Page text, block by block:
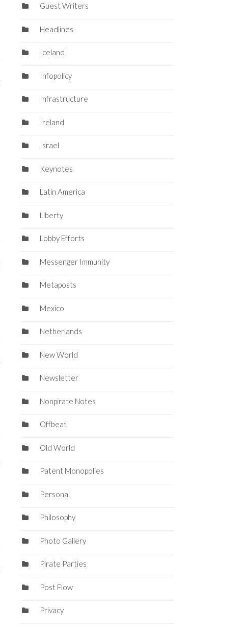
Guest Writers
Headlines
Iceland
Infopolicy
Infrastructure
Ireland
Israel
Keynotes
Latin America
Liberty
Lobby Efforts
Messenger Immunity
Metaposts
Mexico
Netherlands
New World
Newsletter
Nonpirate Notes
Offbeat
Old World
Patent Monopolies
Personal
Philosophy
Photo Gallery
Pirate Parties
Post Flow
Privacy